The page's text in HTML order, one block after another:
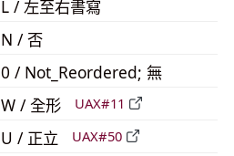
L / 左至右書寫
N / 否
0 / Not_Reordered; 無
W / 全形 UAX#11
U / 正立 UAX#50